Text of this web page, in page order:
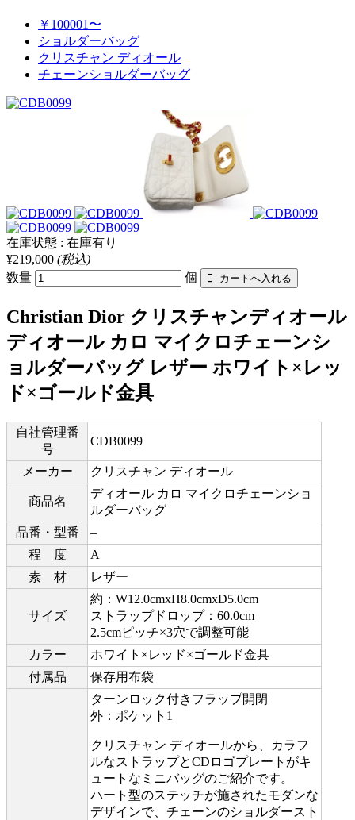
￥100001〜
ショルダーバッグ
クリスチャン ディオール
チェーンショルダーバッグ
在庫状態 : 在庫有り
¥219,000 (税込)
数量
個
Christian Dior クリスチャンディオール
ディオール カロ マイクロチェーンシ
ョルダーバッグ レザー ホワイト×レッ
ド×ゴールド金具
自社管理番
号
CDB0099
メーカー クリスチャン ディオール
商品名
ディオール カロ マイクロチェーンショ
ルダーバッグ
品番・型番
–
程 度
A
素 材
レザー
サイズ
約：W12.0cmxH8.0cmxD5.0cm
ストラップドロップ：60.0cm
2.5cmピッチ×3穴で調整可能
カラー
ホワイト×レッド×ゴールド金具
付属品
保存用布袋
ターンロック付きフラップ開閉
外：ポケット1
クリスチャン ディオールから、カラフ
ルなストラップとCDロゴプレートがキ
ュートなミニバッグのご紹介です。
ハート型のステッチが施されたモダンな
デザインで、チェーンのショルダースト